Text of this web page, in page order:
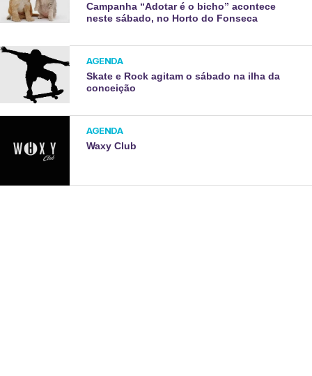
Campanha “Adotar é o bicho” acontece
neste sábado, no Horto do Fonseca
AGENDA
Skate e Rock agitam o sábado na ilha da
conceição
AGENDA
Waxy Club